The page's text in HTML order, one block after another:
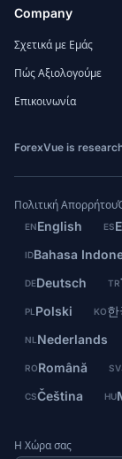
Company
Σχετικά με Εμάς
Πώς Αξιολογούμε
Επικοινωνία
ForexVue is
Πολιτική Απορρήτου
ENEnglish ES
IDBahasa
DEDeutsch TR
PL Polski KO한
NL Nederlands
RORomână SV
CSČeština HU
Η Χώρα σας